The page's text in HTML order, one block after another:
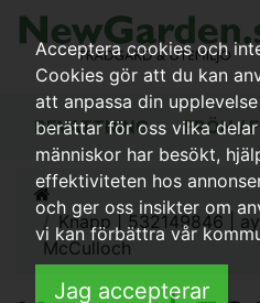
BEVATTNING FRÖN /
Knapp | 532149846 |
McCulloch
Acceptera cookies och
Cookies gör att du kan
att anpassa din
berättar för oss vilka
människor har besökt,
effektiviteten hos
och ger oss insikter om
vi kan förbättra vår
Jag accepterar